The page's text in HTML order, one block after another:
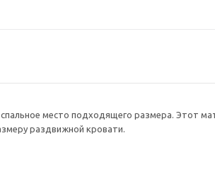
место подходящего размера. Этот
раздвижной кровати.